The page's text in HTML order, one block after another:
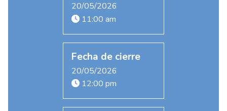
20/05/2026
11:00 am
Fecha de cierre
20/05/2026
12:00 pm